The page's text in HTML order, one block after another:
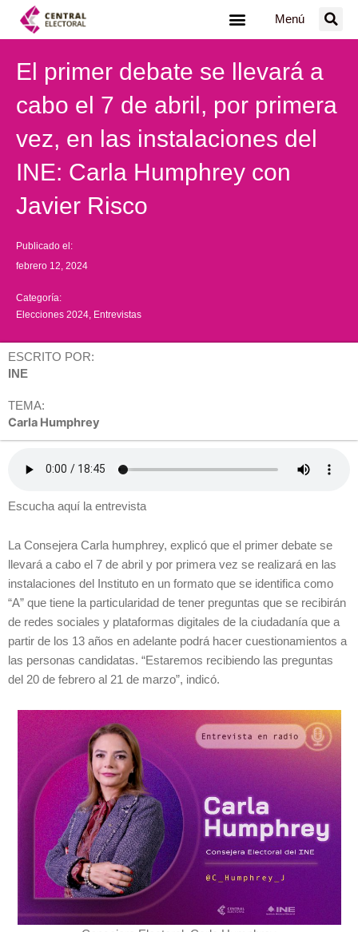
Menú
El primer debate se llevará a
cabo el 7 de abril, por primera
vez, en las instalaciones del
INE: Carla Humphrey con
Javier Risco
Publicado el:
febrero 12, 2024
Categoría:
Elecciones 2024 Entrevistas
ESCRITO POR:
INE
TEMA:
Carla Humphrey
Escucha aquí la entrevista
La Consejera Carla humphrey, explicó que el primer debate se
llevará a cabo el 7 de abril y por primera vez se realizará en las
instalaciones del Instituto en un formato que se identifica como
“A” que tiene la particularidad de tener preguntas que se recibirán
de redes sociales y plataformas digitales de la ciudadanía que a
partir de los 13 años en adelante podrá hacer cuestionamientos a
las personas candidatas. “Estaremos recibiendo las preguntas
del 20 de febrero al 21 de marzo”, indicó.